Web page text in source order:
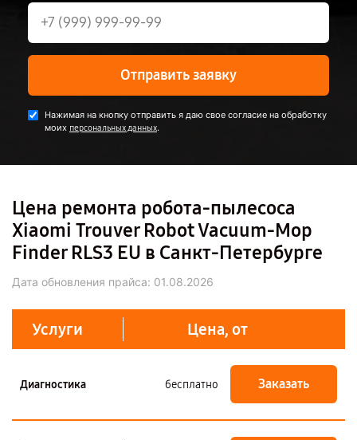
Отправить заявку
Нажимая на кнопку отправить я даю свое согласие на обработку
моих персональных данных.
Цена ремонта робота-пылесоса
Xiaomi Trouver Robot Vacuum-Mop
Finder RLS3 EU в Санкт-Петербурге
Дата обновления прайса: 01.08.2026
Услуги Цена, от
Диагностика бесплатно Заказать